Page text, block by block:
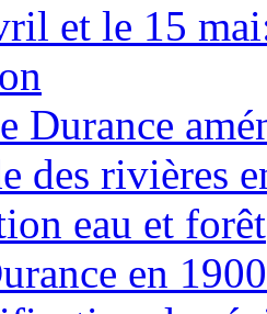
et le 15
Durance
des rivières
eau et forêt
en 1900